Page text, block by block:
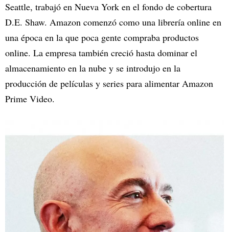
Seattle, trabajó en Nueva York en el fondo de cobertura
D.E. Shaw. Amazon comenzó como una librería online en
una época en la que poca gente compraba productos
online. La empresa también creció hasta dominar el
almacenamiento en la nube y se introdujo en la
producción de películas y series para alimentar Amazon
Prime Video.